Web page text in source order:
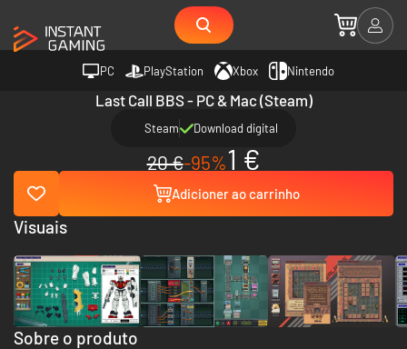
PC PlayStation Xbox Nintendo
Last Call BBS - PC & Mac (Steam)
Steam Download digital
20 €-95%1 €
Adicioner ao carrinho
Sobre o produto
Visuais